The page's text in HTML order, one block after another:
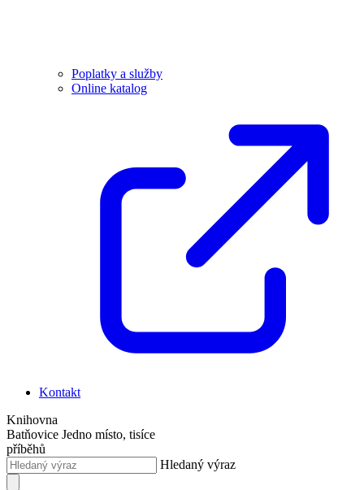
Poplatky a služby
Online katalog
Kontakt
Knihovna
Batňovice Jedno místo, tisíce
příběhů
Hledaný výraz